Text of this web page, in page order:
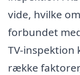
vide, hvilke
forbundet
TV-
række